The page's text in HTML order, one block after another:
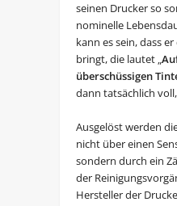
seinen Drucker so
nominelle
kann es sein, dass
bringt, die lautet „
überschüssigen
dann tatsächlich
Ausgelöst werden
nicht über einen
sondern durch ein
der
Hersteller der